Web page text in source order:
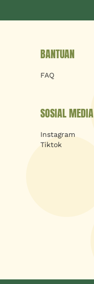
BANTUAN
FAQ
SOSIAL MEDIA
Instagram
Tiktok